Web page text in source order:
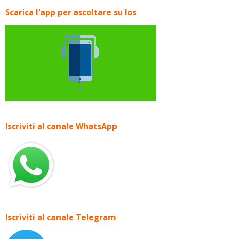
Scarica l'app per ascoltare su Ios
Iscriviti al canale WhatsApp
Iscriviti al canale Telegram